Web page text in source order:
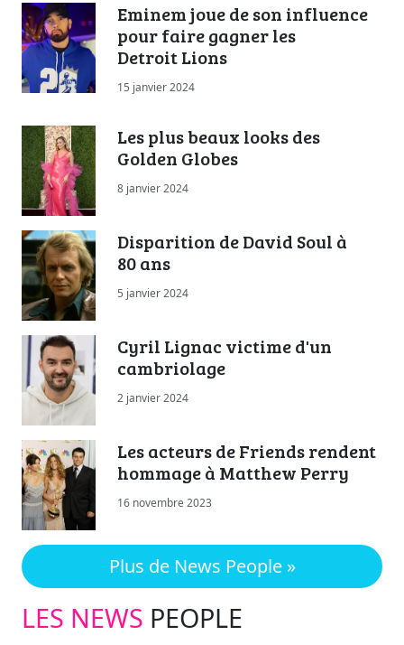
Eminem joue de son influence
pour faire gagner les
Detroit Lions
15 janvier 2024
Les plus beaux looks des
Golden Globes
8 janvier 2024
Disparition de David Soul à
80 ans
5 janvier 2024
Cyril Lignac victime d'un
cambriolage
2 janvier 2024
Les acteurs de Friends rendent
hommage à Matthew Perry
16 novembre 2023
Plus de News People »
LES NEWS PEOPLE